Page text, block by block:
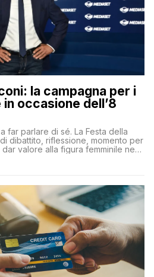
la campagna per i
occasione dell’8
far parlare di sé. La Festa della
dibattito, riflessione, momento per
valore alla figura femminile nella
A lanciare un messaggio “forte e